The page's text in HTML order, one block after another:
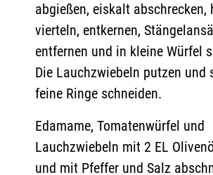
abgießen, eiskalt abschrecken,
vierteln, entkernen,
entfernen und in kleine Würfel
Die Lauchzwiebeln putzen und
feine Ringe schneiden.
Edamame, Tomatenwürfel und
Lauchzwiebeln mit 2 EL
und mit Pfeffer und Salz